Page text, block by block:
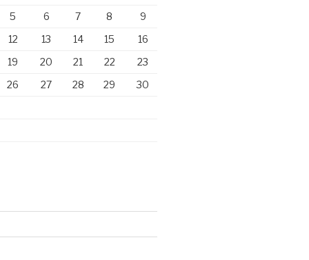
5 6 7 8
9
12 13 14 15
16
19 20 21 22
23
26 27 28 29
30